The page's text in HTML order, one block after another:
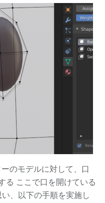
のモデルに対して、口
る ここで口を開けている
、以下の手順を実施し